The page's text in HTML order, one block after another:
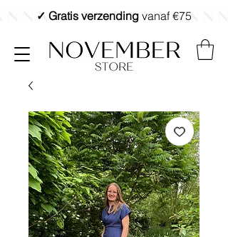
✓ Gratis verzending vanaf €75